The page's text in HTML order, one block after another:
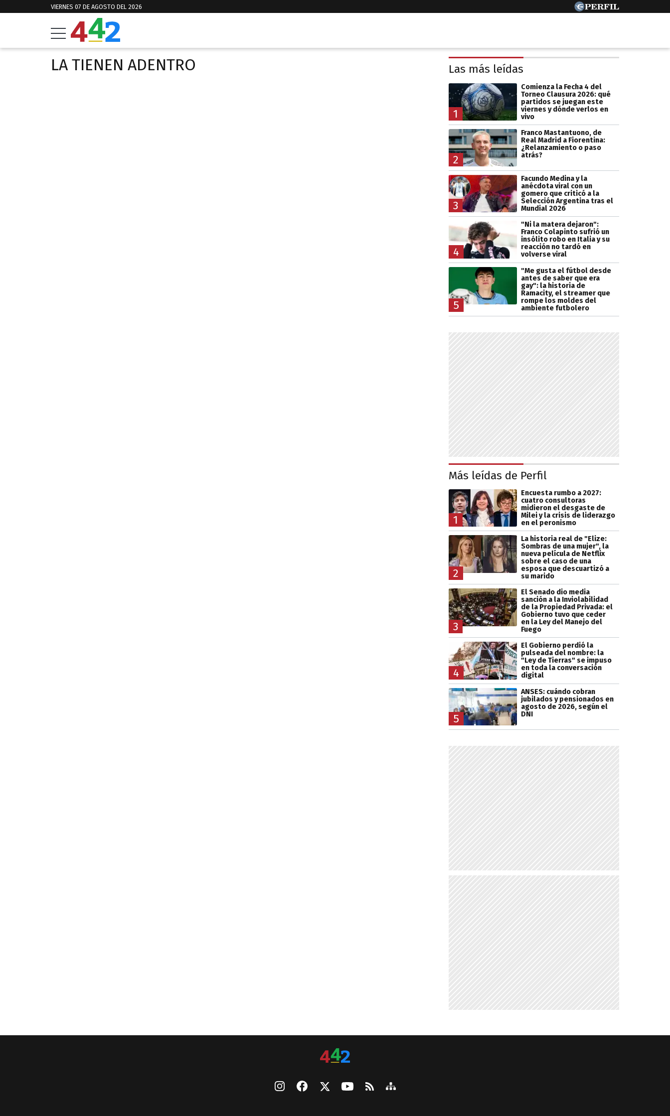
VIERNES 07 DE AGOSTO DEL 2026
LA TIENEN ADENTRO Las más leídas
1
Comienza la Fecha 4 del
Torneo Clausura 2026: qué
partidos se juegan este
viernes y dónde verlos en
vivo
2
Franco Mastantuono, de
Real Madrid a Fiorentina:
¿Relanzamiento o paso
atrás?
3
Facundo Medina y la
anécdota viral con un
gomero que criticó a la
Selección Argentina tras el
Mundial 2026
4
"Ni la matera dejaron":
Franco Colapinto sufrió un
insólito robo en Italia y su
reacción no tardó en
volverse viral
5
"Me gusta el fútbol desde
antes de saber que era
gay": la historia de
Ramacity, el streamer que
rompe los moldes del
ambiente futbolero
Más leídas de Perfil
1
Encuesta rumbo a 2027:
cuatro consultoras
midieron el desgaste de
Milei y la crisis de liderazgo
en el peronismo
2
La historia real de "Elize:
Sombras de una mujer", la
nueva película de Netflix
sobre el caso de una
esposa que descuartizó a
su marido
3
El Senado dio media
sanción a la Inviolabilidad
de la Propiedad Privada: el
Gobierno tuvo que ceder
en la Ley del Manejo del
Fuego
4
El Gobierno perdió la
pulseada del nombre: la
"Ley de Tierras" se impuso
en toda la conversación
digital
5
ANSES: cuándo cobran
jubilados y pensionados en
agosto de 2026, según el
DNI